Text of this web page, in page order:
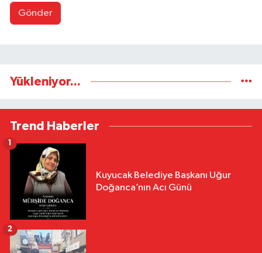
Gönder
Yükleniyor...
Trend Haberler
Kuyucak Belediye Başkanı Uğur
Doğanca’nın Acı Günü
2